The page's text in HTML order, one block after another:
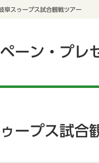
阜スゥープス試合観戦ツアー
ーン・プレ
ープス試合